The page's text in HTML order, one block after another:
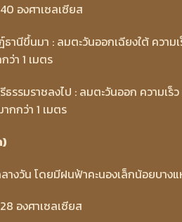
องศาเซลเซียส
านีขึ้นมา : ลมตะวันออกเฉียงใต้ ควา
ว่า 1 เมตร
รรมราชลงไป : ลมตะวันออก ความเ
กกว่า 1 เมตร
างวัน โดยมีฝนฟ้าคะนองเล็กน้อยบาง
องศาเซลเซียส